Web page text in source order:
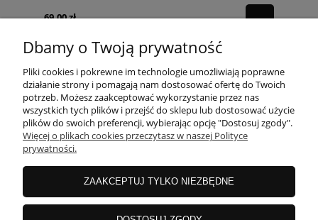
69,00 zł
POMOC
MOJE KONTO
PŁATNOŚCI I DOSTAWA
Dbamy o Twoją prywatność
Pliki cookies i pokrewne im technologie umożliwiają poprawne
działanie strony i pomagają nam dostosować ofertę do Twoich
potrzeb. Możesz zaakceptować wykorzystanie przez nas
wszystkich tych plików i przejść do sklepu lub dostosować użycie
plików do swoich preferencji, wybierając opcję "Dostosuj zgody".
Więcej o plikach cookies przeczytasz w naszej Polityce
prywatności.
ZAAKCEPTUJ TYLKO NIEZBĘDNE